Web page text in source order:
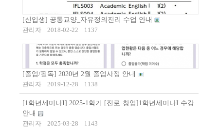
[신입생] 공통교양_자유정의진리 수업 안내
관리자
2018-02-22 1137
[졸업/필독] 2020년 2월 졸업사정 안내
관리자
2019-12-28 1138
[1학년세미나I] 2025-1학기 [진로·창업]1학년세미나I 수강
안내
관리자
2025-03-28 1143